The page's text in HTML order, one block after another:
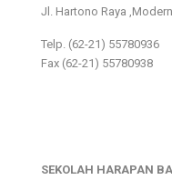
Jl. Hartono Raya
Telp. (62-21) 55780936
Fax (62-21) 55780938
SEKOLAH HARAPAN